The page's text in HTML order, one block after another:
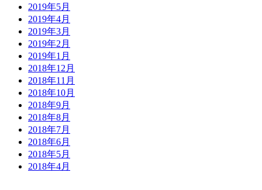
2019年5月
2019年4月
2019年3月
2019年2月
2019年1月
2018年12月
2018年11月
2018年10月
2018年9月
2018年8月
2018年7月
2018年6月
2018年5月
2018年4月